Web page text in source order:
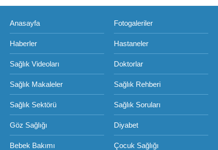
Anasayfa Fotogaleriler
Haberler Hastaneler
Sağlık Videoları Doktorlar
Sağlık Makaleler Sağlık Rehberi
Sağlık Sektörü Sağlık Soruları
Göz Sağlığı Diyabet
Bebek Bakımı Çocuk Sağlığı